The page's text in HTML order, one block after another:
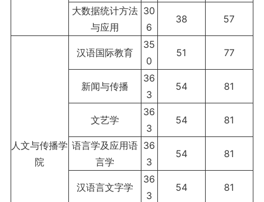
大数据统计方法
与应用
30
6
38 57
人文与传播学
院
汉语国际教育
35
0
51 77
新闻与传播
36
3
54 81
文艺学
36
3
54 81
语言学及应用语
言学
36
3
54 81
汉语言文字学
36
3
54 81